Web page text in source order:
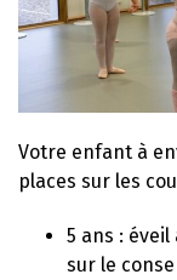
Votre enfant à
places sur les
5 ans : éveil
sur le